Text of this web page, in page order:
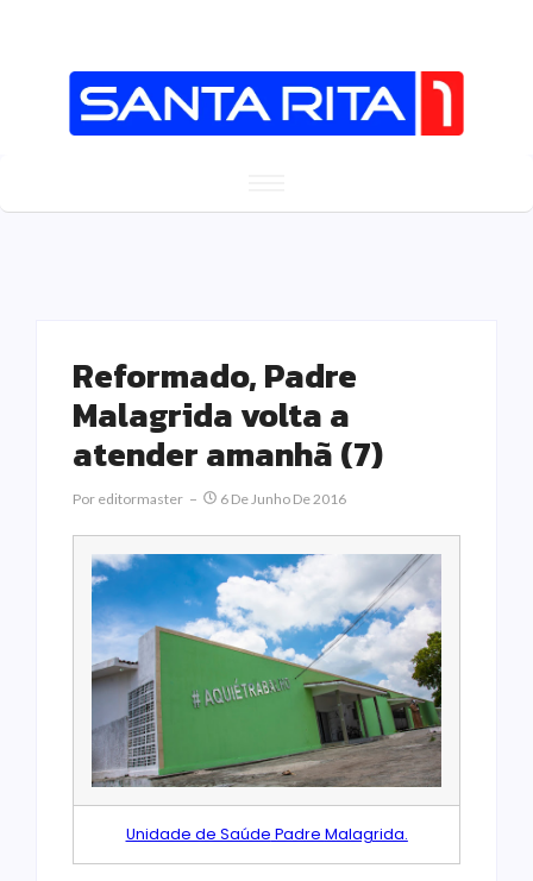
Reformado, Padre
Malagrida volta a
atender amanhã (7)
Por Editormaster 6 De Junho De 2016
Unidade de Saúde Padre Malagrida.